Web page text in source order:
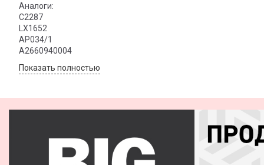
Аналоги:
C2287
LX1652
AP034/1
A2660940004
Показать полностью